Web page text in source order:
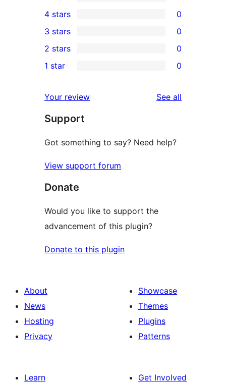
5
5-
star
reviews
4-
star
reviews
4 stars 0
0
3-
star
3 stars 0
2-
reviews
2 stars 0
star
reviews
1 star 0
Your review See all
Support
Got something to say? Need help?
View support forum
Donate
Would you like to support the
advancement of this plugin?
Donate to this plugin
About
News
Hosting
Privacy
Showcase
Themes
Plugins
Patterns
Learn
Get Involved